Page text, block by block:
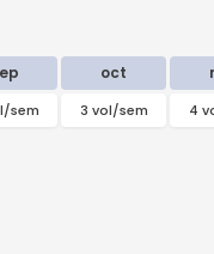
oct
sem 3 vol/sem 4